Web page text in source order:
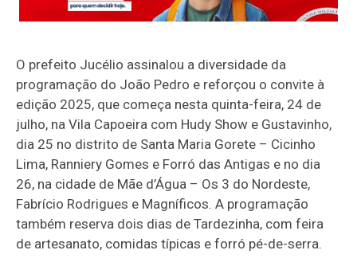
O prefeito Jucélio assinalou a diversidade da
programação do João Pedro e reforçou o convite à
edição 2025, que começa nesta quinta-feira, 24 de
julho, na Vila Capoeira com Hudy Show e Gustavinho,
dia 25 no distrito de Santa Maria Gorete – Cicinho
Lima, Ranniery Gomes e Forró das Antigas e no dia
26, na cidade de Mãe d’Água – Os 3 do Nordeste,
Fabrício Rodrigues e Magníficos. A programação
também reserva dois dias de Tardezinha, com feira
de artesanato, comidas típicas e forró pé-de-serra.